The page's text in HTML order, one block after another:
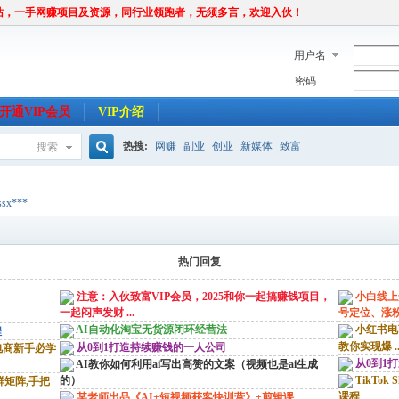
一手网赚项目及资源，同行业领跑者，无须多言，欢迎入伙！
用户名
密码
通VIP会员 VIP介绍
搜索 热搜: 网赚 副业 创业 新媒体 致富
热门回复
新手必学
矩阵,手把
注意：入伙致富VIP会员，2025和你一起搞赚钱项目，
一起闷声发财 ...
AI自动化淘宝无货源闭环经营法
从0到1打造持续赚钱的一人公司
AI教你如何利用ai写出高赞的文案（视频也是ai生成
的）
小白线
号定位、涨
小红书
教你实现爆
从0到1
TikTok
课程